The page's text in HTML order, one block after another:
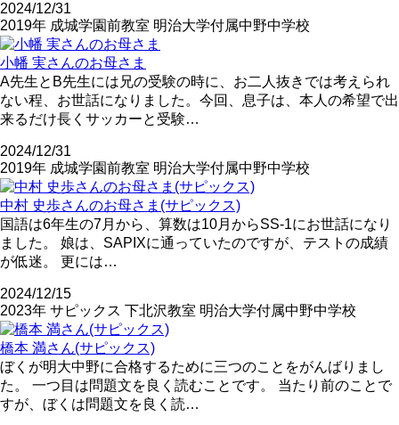
2024/12/31
2019年 成城学園前教室 明治大学付属中野中学校
小幡 実さんのお母さま
A先生とB先生には兄の受験の時に、お二人抜きでは考えられ
ない程、お世話になりました。今回、息子は、本人の希望で出
来るだけ長くサッカーと受験…
2024/12/31
2019年 成城学園前教室 明治大学付属中野中学校
中村 史歩さんのお母さま(サピックス)
国語は6年生の7月から、算数は10月からSS-1にお世話になり
ました。 娘は、SAPIXに通っていたのですが、テストの成績
が低迷。 更には…
2024/12/15
2023年 サピックス 下北沢教室 明治大学付属中野中学校
橋本 満さん(サピックス)
ぼくが明大中野に合格するために三つのことをがんばりまし
た。 一つ目は問題文を良く読むことです。 当たり前のことで
すが、ぼくは問題文を良く読…